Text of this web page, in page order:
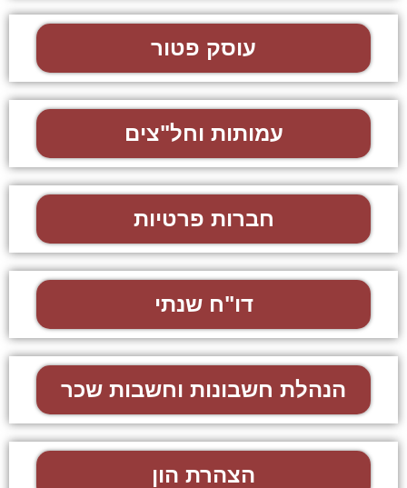
עוסק פטור
עמותות וחל"צים
חברות פרטיות
דו"ח שנתי
הנהלת חשבונות וחשבות שכר
הצהרת הון